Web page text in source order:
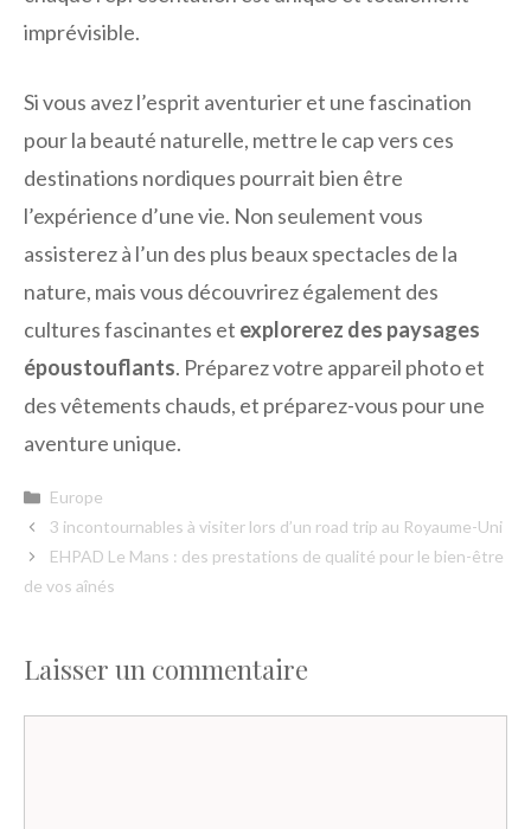
imprévisible.
Si vous avez l’esprit aventurier et une fascination
pour la beauté naturelle, mettre le cap vers ces
destinations nordiques pourrait bien être
l’expérience d’une vie. Non seulement vous
assisterez à l’un des plus beaux spectacles de la
nature, mais vous découvrirez également des
cultures fascinantes et explorerez des paysages
époustouflants. Préparez votre appareil photo et
des vêtements chauds, et préparez-vous pour une
aventure unique.
Catégories
Europe
3 incontournables à visiter lors d’un road trip au Royaume-Uni
EHPAD Le Mans : des prestations de qualité pour le bien-être
de vos aînés
Laisser un commentaire